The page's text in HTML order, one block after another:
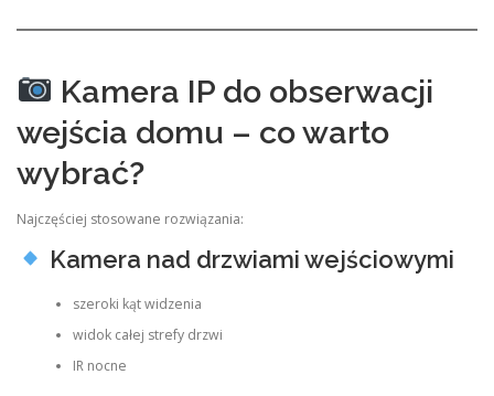
Kamera IP do obserwacji
wejścia domu – co warto
wybrać?
Najczęściej stosowane rozwiązania:
Kamera nad drzwiami wejściowymi
szeroki kąt widzenia
widok całej strefy drzwi
IR nocne